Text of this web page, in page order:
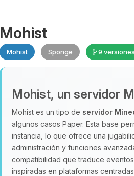
Mohist
Mohist Sponge 9 versiones
Mohist, un servidor
Mohist es un tipo de servidor
algunos casos Paper. Esta base
instancia, lo que ofrece una
administración y funciones
compatibilidad que traduce
inspiradas en plataformas